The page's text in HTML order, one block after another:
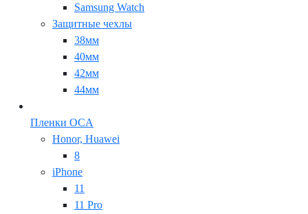
Samsung Watch
Защитные чехлы
38мм
40мм
42мм
44мм
Пленки OCA
Honor, Huawei
8
iPhone
11
11 Pro